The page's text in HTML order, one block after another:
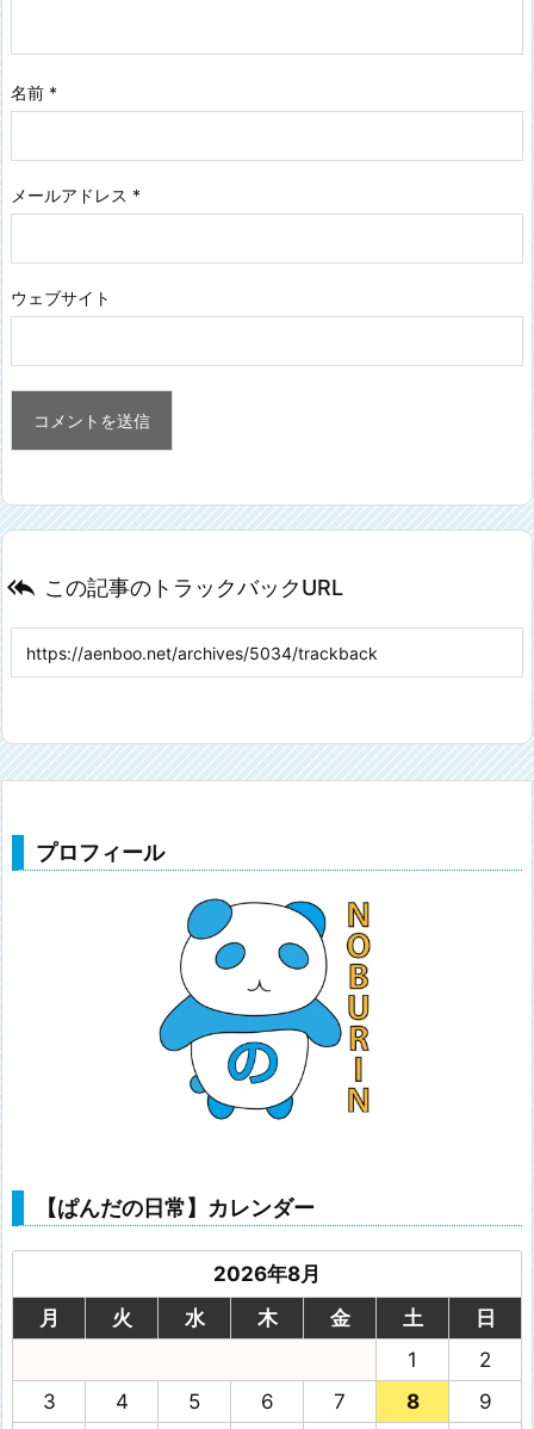
名前 *
メールアドレス *
ウェブサイト
 この記事のトラックバックURL
プロフィール
【ぱんだの日常】カレンダー
2026年8月
月
火 水 木 金 土
日
1
2
3
4 5 6 7 8
9